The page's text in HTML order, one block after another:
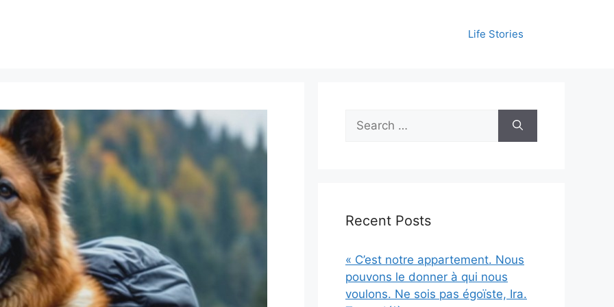
Life Stories
Search
for:
Recent Posts
« C’est notre appartement. Nous
pouvons le donner à qui nous
voulons. Ne sois pas égoïste, Ira.